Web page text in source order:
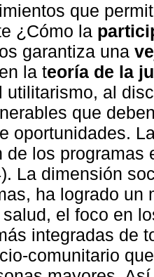
que
¿Cómo la
garantiza una
la teoría de la
utilitarismo, al
que
oportunidades.
de los programas
La dimensión
ha logrado un
el foco en
integradas de
comunitario